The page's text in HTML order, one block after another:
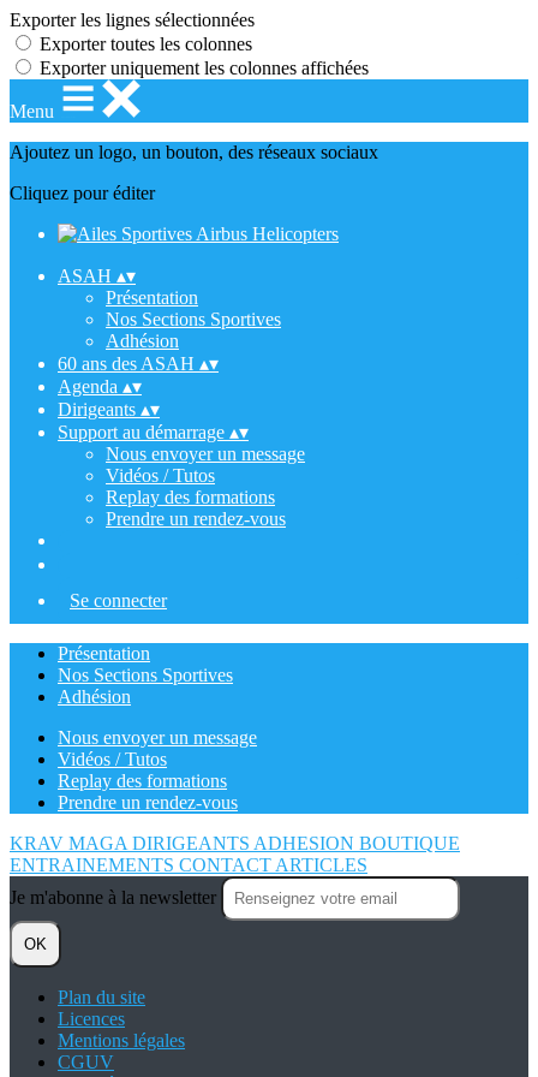
Exporter les lignes sélectionnées
Exporter toutes les colonnes
Exporter uniquement les colonnes affichées
Menu
Ajoutez un logo, un bouton, des réseaux sociaux
Cliquez pour éditer
ASAH ▴▾
Présentation
Nos Sections Sportives
Adhésion
60 ans des ASAH ▴▾
Agenda ▴▾
Dirigeants ▴▾
Support au démarrage ▴▾
Nous envoyer un message
Vidéos / Tutos
Replay des formations
Prendre un rendez-vous
Se connecter
Présentation
Nos Sections Sportives
Adhésion
Nous envoyer un message
Vidéos / Tutos
Replay des formations
Prendre un rendez-vous
KRAV MAGA DIRIGEANTS ADHESION BOUTIQUE
ENTRAINEMENTS CONTACT ARTICLES
Je m'abonne à la newsletter
OK
Plan du site
Licences
Mentions légales
CGUV